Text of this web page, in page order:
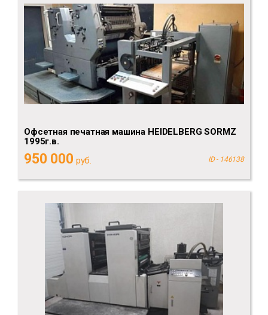
Офсетная печатная машина HEIDELBERG SORMZ
1995г.в.
950 000 руб. ID - 146138